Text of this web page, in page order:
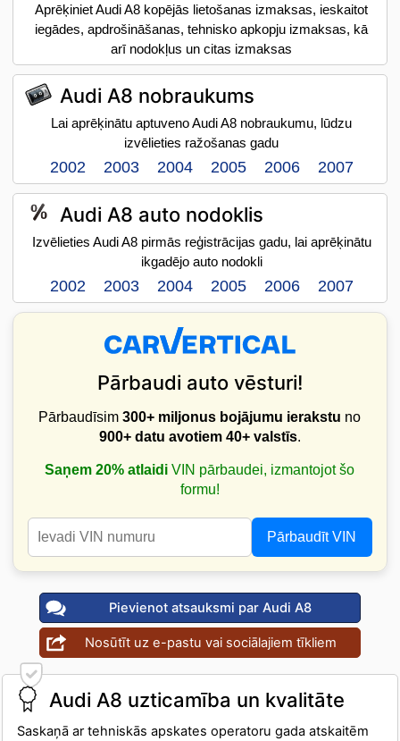
Aprēķiniet Audi A8 kopējās lietošanas izmaksas, ieskaitot
iegādes, apdrošināšanas, tehnisko apkopju izmaksas, kā
arī nodokļus un citas izmaksas
Audi A8 nobraukums
Lai aprēķinātu aptuveno Audi A8 nobraukumu, lūdzu
izvēlieties ražošanas gadu
2002 2003 2004 2005 2006 2007
Audi A8 auto nodoklis
Izvēlieties Audi A8 pirmās reģistrācijas gadu, lai aprēķinātu
ikgadējo auto nodokli
2002 2003 2004 2005 2006 2007
Pārbaudi auto vēsturi!
Pārbaudīsim300+ miljonus bojājumu ierakstu no
900+ datu avotiem 40+ valstīs.
Saņem 20% atlaidi VIN pārbaudei, izmantojot šo
formu!
Pārbaudīt VIN
Pievienot atsauksmi par Audi A8
Nosūtīt uz e-pastu vai sociālajiem tīkliem
Audi A8 uzticamība un kvalitāte
Saskaņā ar tehniskās apskates operatoru gada atskaitēm